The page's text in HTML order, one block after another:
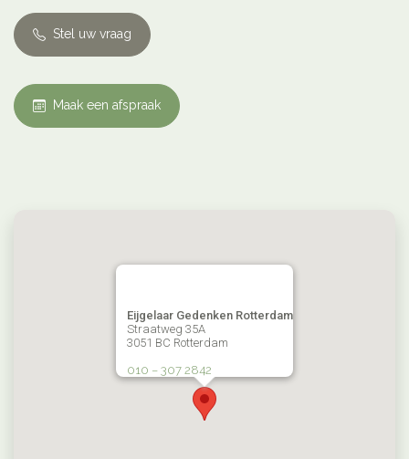
Stel uw vraag
Maak een afspraak
Eijgelaar Gedenken Rotterdam
Straatweg 35A
3051 BC Rotterdam
010 – 307 2842